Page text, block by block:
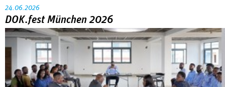
24.06.2026
DOK.fest München 2026